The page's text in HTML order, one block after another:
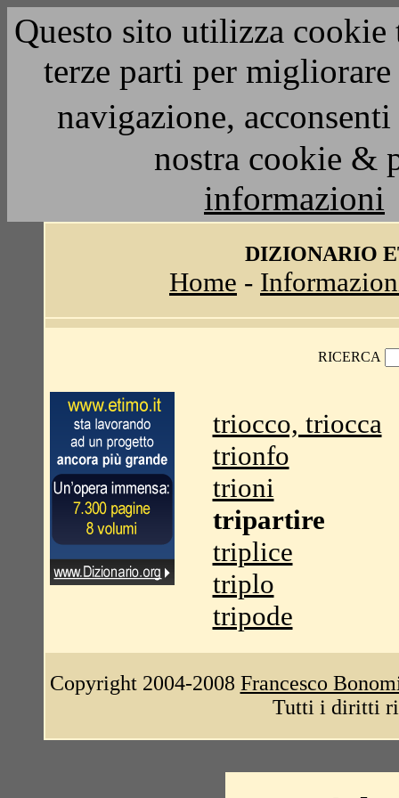
Questo sito utilizza
terze parti per
navigazione,
nostra cookie &
informazioni
DIZIONARIO
Home -
RICERCA
triocco, triocca
trionfo
trioni
tripartire
triplice
triplo
tripode
Copyright 2004-2008 Francesco
Tutti i diritti